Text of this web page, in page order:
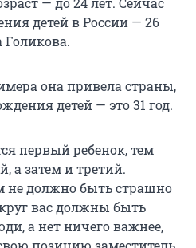
детей в России — 26
Голикова.
она привела страны,
детей — это 31 год.
первый ребенок, тем
а затем и третий.
не должно быть страшно
вас должны быть
а нет ничего важнее,